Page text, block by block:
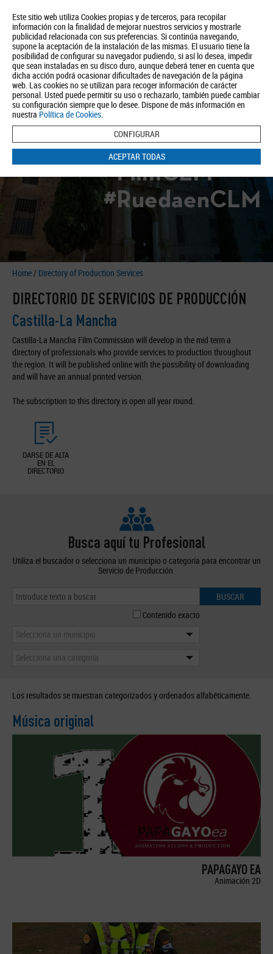
Este sitio web utiliza Cookies propias y de terceros, para recopilar
información con la finalidad de mejorar nuestros servicios y mostrarle
publicidad relacionada con sus preferencias. Si continúa navegando,
supone la aceptación de la instalación de las mismas. El usuario tiene la
posibilidad de configurar su navegador pudiendo, si así lo desea, impedir
que sean instaladas en su disco duro, aunque deberá tener en cuenta que
dicha acción podrá ocasionar dificultades de navegación de la página
web. Las cookies no se utilizan para recoger información de carácter
personal. Usted puede permitir su uso o rechazarlo, también puede cambiar
su configuración siempre que lo desee. Dispone de más información en
nuestra Política de Cookies.
CONFIGURAR
ACEPTAR TODAS
About us Tourism Política de Privacidad Aviso Legal Política de Cookies
BUSCAR
#FilmCLM
#RuedaenCLM
Home/ Directory of Production Services
DIRECTORIO DE SERVICIOS DE PRODUCCIÓN
Castilla-La Mancha
Castilla-La Mancha Film Commission will develop in the mid term a
directory of professionals who provide services to production throughout
the region. It will be published online with the possibility of downloading
and will have an annual printed version.
The subscription to this directory is open all year round.
DARSE DE ALTA
EN EL
DIRECTORIO
Busca aquí tu Profesional
Utiliza el buscador o selecciona un municipio o categoría para encontrar un
Servicio de Producción.
BUSCAR
Contenido exacto
Selecciona un municipio
Selecciona una categoría
Los resultados se muestran categorizados y ordenados alfabéticamente.
Música original
PAPAGAYO EA
Animación 2D